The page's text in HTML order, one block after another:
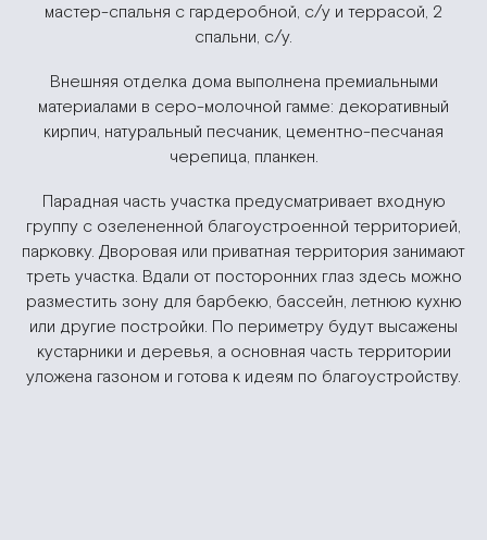
мастер-спальня с гардеробной, с/у и террасой, 2
спальни, с/у.
Внешняя отделка дома выполнена премиальными
материалами в серо-молочной гамме: декоративный
кирпич, натуральный песчаник, цементно-песчаная
черепица, планкен.
Парадная часть участка предусматривает входную
группу с озелененной благоустроенной территорией,
парковку. Дворовая или приватная территория занимают
треть участка. Вдали от посторонних глаз здесь можно
разместить зону для барбекю, бассейн, летнюю кухню
или другие постройки. По периметру будут высажены
кустарники и деревья, а основная часть территории
уложена газоном и готова к идеям по благоустройству.